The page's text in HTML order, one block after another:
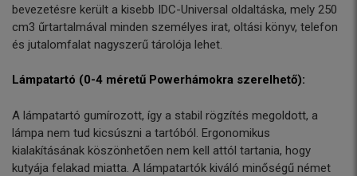
bevezetésre került a kisebb IDC-Universal oldaltáska, mely 250
cm3 űrtartalmával minden személyes irat, oltási könyv, telefon
és jutalomfalat nagyszerű tárolója lehet.
Lámpatartó (0-4 méretű Powerhámokra szerelhető):
A lámpatartó gumírozott, így a stabil rögzítés megoldott, a
lámpa nem tud kicsúszni a tartóból. Ergonomikus
kialakításának köszönhetően nem kell attól tartania, hogy
kutyája felakad miatta. A lámpatartók kiváló minőségű német